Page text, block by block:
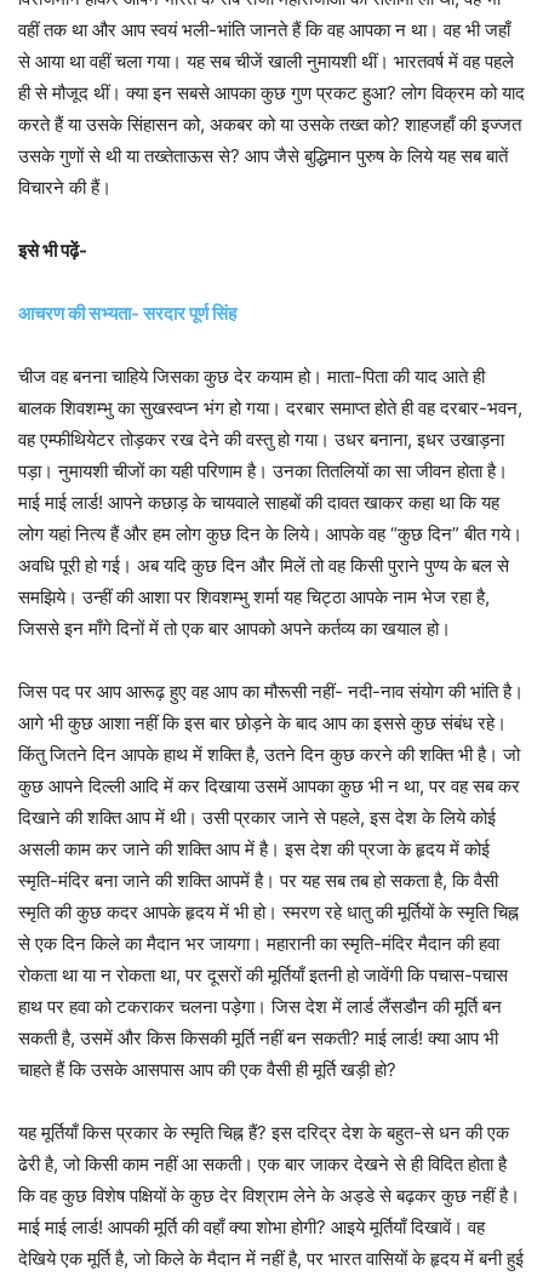
वहीं तक था और आप स्वयं भली-भांति जानते हैं कि वह आपका न था। वह भी जहाँ
से आया था वहीं चला गया। यह सब चीजें खाली नुमायशी थीं। भारतवर्ष में वह पहले
ही से मौजूद थीं। क्या इन सबसे आपका कुछ गुण प्रकट हुआ? लोग विक्रम को याद
करते हैं या उसके सिंहासन को, अकबर को या उसके तख्त को? शाहजहाँ की इज्जत
उसके गुणों से थी या तख्तेताऊस से? आप जैसे बुद्धिमान पुरुष के लिये यह सब बातें
विचारने की हैं।
इसे भी पढ़ें-
आचरण की सभ्यता- सरदार पूर्ण सिंह
चीज वह बनना चाहिये जिसका कुछ देर कयाम हो। माता-पिता की याद आते ही
बालक शिवशम्भु का सुखस्वप्न भंग हो गया। दरबार समाप्त होते ही वह दरबार-भवन,
वह एम्फीथियेटर तोड़कर रख देने की वस्तु हो गया। उधर बनाना, इधर उखाड़ना
पड़ा। नुमायशी चीजों का यही परिणाम है। उनका तितलियों का सा जीवन होता है।
माई माई लार्ड! आपने कछाड़ के चायवाले साहबों की दावत खाकर कहा था कि यह
लोग यहां नित्य हैं और हम लोग कुछ दिन के लिये। आपके वह “कुछ दिन” बीत गये।
अवधि पूरी हो गई। अब यदि कुछ दिन और मिलें तो वह किसी पुराने पुण्य के बल से
समझिये। उन्हीं की आशा पर शिवशम्भु शर्मा यह चिट्ठा आपके नाम भेज रहा है,
जिससे इन माँगे दिनों में तो एक बार आपको अपने कर्तव्य का खयाल हो।
जिस पद पर आप आरूढ़ हुए वह आप का मौरूसी नहीं- नदी-नाव संयोग की भांति है।
आगे भी कुछ आशा नहीं कि इस बार छोड़ने के बाद आप का इससे कुछ संबंध रहे।
किंतु जितने दिन आपके हाथ में शक्ति है, उतने दिन कुछ करने की शक्ति भी है। जो
कुछ आपने दिल्ली आदि में कर दिखाया उसमें आपका कुछ भी न था, पर वह सब कर
दिखाने की शक्ति आप में थी। उसी प्रकार जाने से पहले, इस देश के लिये कोई
असली काम कर जाने की शक्ति आप में है। इस देश की प्रजा के हृदय में कोई
स्मृति-मंदिर बना जाने की शक्ति आपमें है। पर यह सब तब हो सकता है, कि वैसी
स्मृति की कुछ कदर आपके हृदय में भी हो। स्मरण रहे धातु की मूर्तियों के स्मृति चिह्न
से एक दिन किले का मैदान भर जायगा। महारानी का स्मृति-मंदिर मैदान की हवा
रोकता था या न रोकता था, पर दूसरों की मूर्तियाँ इतनी हो जावेंगी कि पचास-पचास
हाथ पर हवा को टकराकर चलना पड़ेगा। जिस देश में लार्ड लैंसडौन की मूर्ति बन
सकती है, उसमें और किस किसकी मूर्ति नहीं बन सकती? माई लार्ड! क्या आप भी
चाहते हैं कि उसके आसपास आप की एक वैसी ही मूर्ति खड़ी हो?
यह मूर्तियाँ किस प्रकार के स्मृति चिह्न हैं? इस दरिद्र देश के बहुत-से धन की एक
ढेरी है, जो किसी काम नहीं आ सकती। एक बार जाकर देखने से ही विदित होता है
कि वह कुछ विशेष पक्षियों के कुछ देर विश्राम लेने के अड्डे से बढ़कर कुछ नहीं है।
माई माई लार्ड! आपकी मूर्ति की वहाँ क्या शोभा होगी? आइये मूर्तियाँ दिखावें। वह
देखिये एक मूर्ति है, जो किले के मैदान में नहीं है, पर भारत वासियों के हृदय में बनी हुई